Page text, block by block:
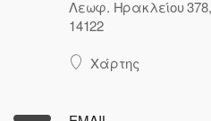
Λεωφ. Ηρακλείου
14122
Χάρτης